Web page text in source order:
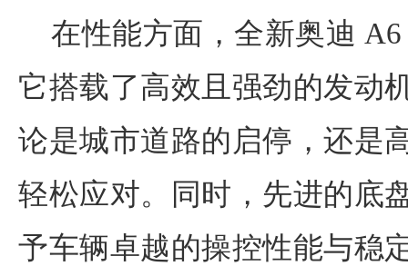
在性能方面，全新奥迪
它搭载了高效且强劲的发动
论是城市道路的启停，还是
轻松应对。同时，先进的底
予车辆卓越的操控性能与稳